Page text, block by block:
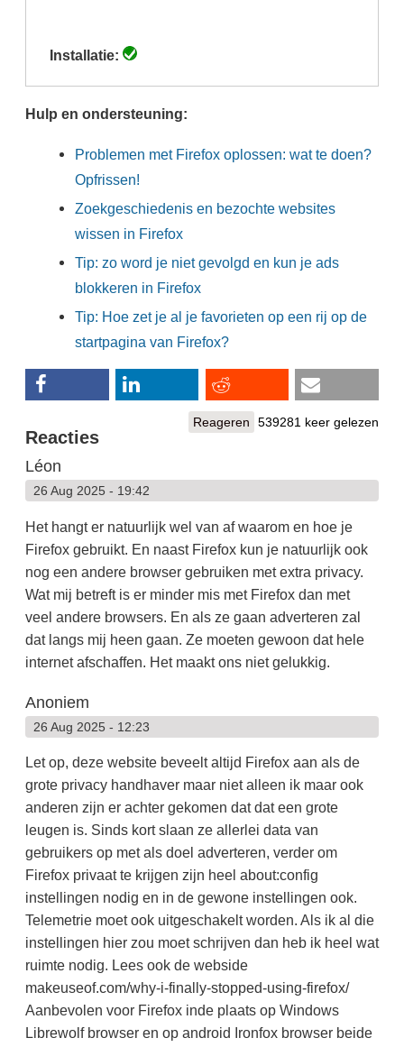
Installatie:
Hulp en ondersteuning:
Problemen met Firefox oplossen: wat te doen?
Opfrissen!
Zoekgeschiedenis en bezochte websites
wissen in Firefox
Tip: zo word je niet gevolgd en kun je ads
blokkeren in Firefox
Tip: Hoe zet je al je favorieten op een rij op de
startpagina van Firefox?
Reageren 539281 keer gelezen
Reacties
Léon
26 Aug 2025 - 19:42
Het hangt er natuurlijk wel van af waarom en hoe je
Firefox gebruikt. En naast Firefox kun je natuurlijk ook
nog een andere browser gebruiken met extra privacy.
Wat mij betreft is er minder mis met Firefox dan met
veel andere browsers. En als ze gaan adverteren zal
dat langs mij heen gaan. Ze moeten gewoon dat hele
internet afschaffen. Het maakt ons niet gelukkig.
Anoniem
26 Aug 2025 - 12:23
Let op, deze website beveelt altijd Firefox aan als de
grote privacy handhaver maar niet alleen ik maar ook
anderen zijn er achter gekomen dat dat een grote
leugen is. Sinds kort slaan ze allerlei data van
gebruikers op met als doel adverteren, verder om
Firefox privaat te krijgen zijn heel about:config
instellingen nodig en in de gewone instellingen ook.
Telemetrie moet ook uitgeschakelt worden. Als ik al die
instellingen hier zou moet schrijven dan heb ik heel wat
ruimte nodig. Lees ook de webside
makeuseof.com/why-i-finally-stopped-using-firefox/
Aanbevolen voor Firefox inde plaats op Windows
Librewolf browser en op android Ironfox browser beide